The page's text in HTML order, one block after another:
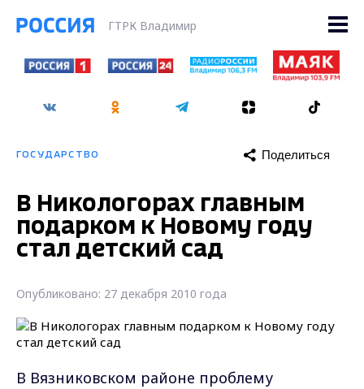
ГТРК Владимир
ГОСУДАРСТВО Поделиться
В Никологорах главным
подарком к Новому году
стал детский сад
Опубликовано: 27 декабря 2010 года
В Вязниковском районе проблему